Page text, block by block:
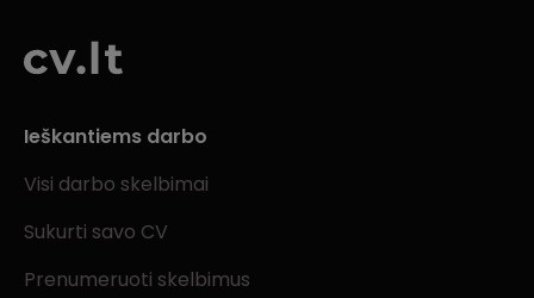
Ieškantiems darbo
Visi darbo skelbimai
Sukurti savo CV
Prenumeruoti skelbimus